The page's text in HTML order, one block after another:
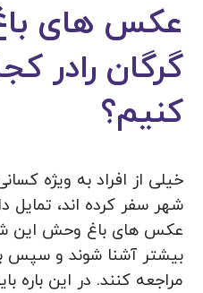
عکس های
گرگان رادر
کنیم؟
خیلی از افراد به ویژه
شهر سفر کرده اند، تمایل
عکس های باغ وحش این
بیشتر آشنا شوند و سپس
مراجعه کنند. در این باره